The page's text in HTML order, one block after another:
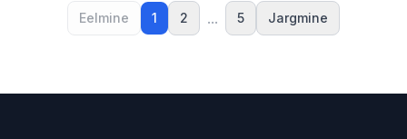
Eelmine
1 2 ... 5 Jargmine